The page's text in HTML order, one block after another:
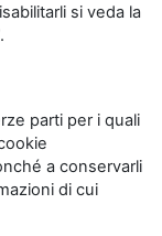
si veda la
parti per i quali
a conservarli
di cui